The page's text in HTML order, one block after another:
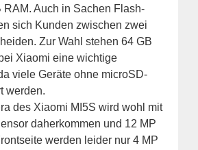
RAM. Auch in Sachen Flash-
sich Kunden zwischen zwei
Zur Wahl stehen 64 GB
Xiaomi eine wichtige
viele Geräte ohne microSD-
werden.
des Xiaomi MI5S wird wohl mit
daherkommen und 12 MP
werden leider nur 4 MP